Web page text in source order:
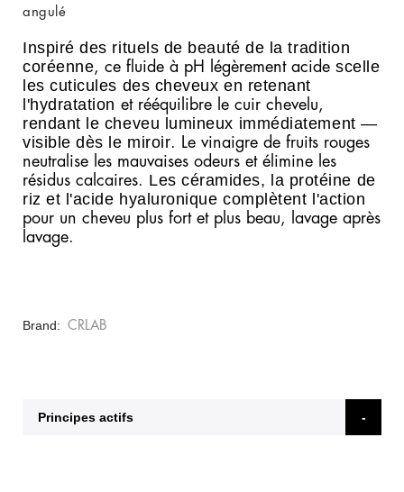
angulé
Inspiré des rituels de beauté de la tradition
coréenne, ce fluide à pH légèrement acidescelle
les cuticules des cheveux en retenant
l'hydratation et rééquilibre le cuir chevelu,
rendant le cheveu lumineux immédiatement —
visible dès le miroir. Le vinaigre de fruits rouges
neutralise les mauvaises odeurs et élimine les
résidus calcaires. Les céramides, la protéine de
riz et l'acide hyaluronique complètent l'action
pour un cheveu plus fort et plus beau, lavage après
lavage.
Brand CRLAB
Principes actifs